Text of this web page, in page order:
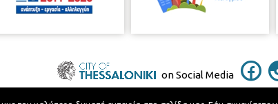
on Social Media